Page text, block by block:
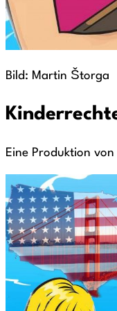
Bild: Martin Štorga
Eine Produktion